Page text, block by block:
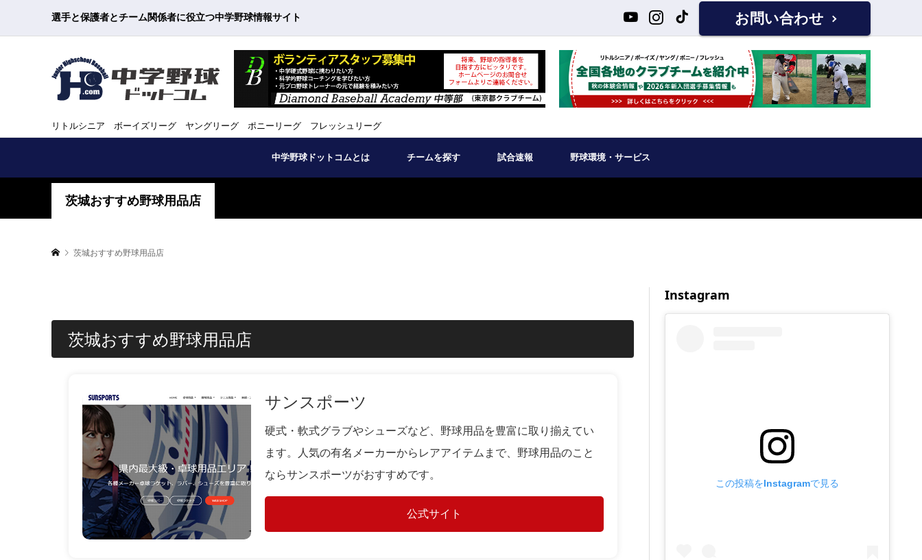
選手と保護者とチーム関係者に役立つ中学野球情報サイト お問い合わせ
リトルシニア ボーイズリーグ ヤングリーグ ポニーリーグ フレッシュリーグ
中学野球ドットコムとは チームを探す 試合速報 野球環境・サービス
茨城おすすめ野球用品店
茨城おすすめ野球用品店
茨城おすすめ野球用品店
サンスポーツ
硬式・軟式グラブやシューズなど、野球用品を豊富に取り揃えてい
ます。人気の有名メーカーからレアアイテムまで、野球用品のこと
ならサンスポーツがおすすめです。
公式サイト
Instagram
この投稿をInstagramで見る